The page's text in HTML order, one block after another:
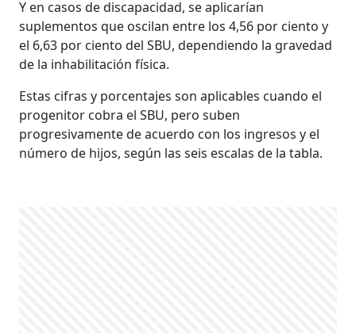
Y en casos de discapacidad, se aplicarían
suplementos que oscilan entre los 4,56 por ciento y
el 6,63 por ciento del SBU, dependiendo la gravedad
de la inhabilitación física.
Estas cifras y porcentajes son aplicables cuando el
progenitor cobra el SBU, pero suben
progresivamente de acuerdo con los ingresos y el
número de hijos, según las seis escalas de la tabla.